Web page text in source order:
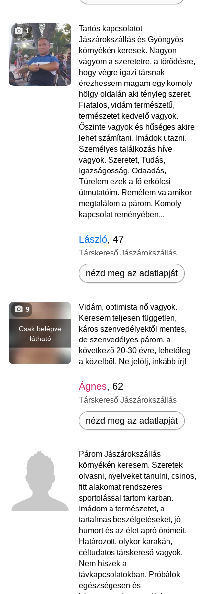
1
Tartós kapcsolatot
Jászárokszállás és Gyöngyös
környékén keresek. Nagyon
vágyom a szeretetre, a törődésre,
hogy végre igazi társnak
érezhessem magam egy komoly
hölgy oldalán aki tényleg szeret.
Fiatalos, vidám természetű,
természetet kedvelő vagyok.
Őszinte vagyok és hűséges akire
lehet számítani. Imádok utazni.
Személyes találkozás híve
vagyok. Szeretet, Tudás,
Igazságosság, Odaadás,
Türelem ezek a fő erkölcsi
útmutatóim. Remélem valamikor
megtalálom a párom. Komoly
kapcsolat reményében...
László, 47
Társkereső Jászárokszállás
nézd meg az adatlapját
Csak belépve
látható
9
Vidám, optimista nő vagyok.
Keresem teljesen független,
káros szenvedélyektől mentes,
de szenvedélyes párom, a
következő 20-30 évre, lehetőleg
a közelből. Ne jelölj, inkább írj!
Ágnes, 62
Társkereső Jászárokszállás
nézd meg az adatlapját
Párom Jászárokszállás
környékén keresem. Szeretek
olvasni, nyelveket tanulni, csinos,
fitt alakomat rendszeres
sportolással tartom karban.
Imádom a természetet, a
tartalmas beszélgetéseket, jó
humort és az élet apró örömeit.
Határozott, olykor karakán,
céltudatos társkereső vagyok.
Nem hiszek a
távkapcsolatokban. Próbálok
egészségesen és